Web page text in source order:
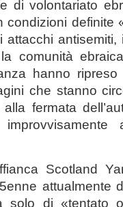
di volontariato
definite
antisemiti,
comunità
hanno ripreso
che stanno
fermata
Scotland
attualmente
solo di «tentato